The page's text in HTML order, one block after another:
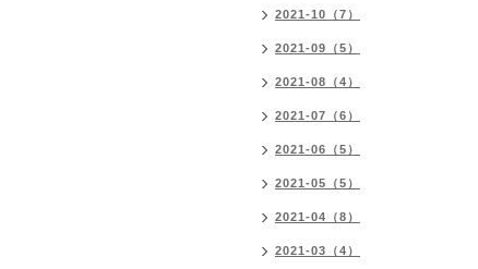
2021-10（7）
2021-09（5）
2021-08（4）
2021-07（6）
2021-06（5）
2021-05（5）
2021-04（8）
2021-03（4）